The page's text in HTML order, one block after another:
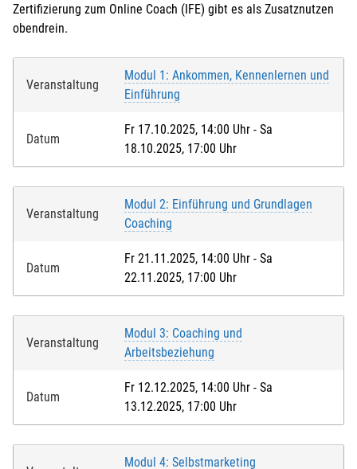
Zertifizierung zum Online Coach (IFE) gibt es als Zusatznutzen
obendrein.
Veranstaltung
Modul 1: Ankommen, Kennenlernen und
Einführung
Datum
Fr 17.10.2025, 14:00 Uhr - Sa
18.10.2025, 17:00 Uhr
Veranstaltung
Modul 2: Einführung und Grundlagen
Coaching
Datum
Fr 21.11.2025, 14:00 Uhr - Sa
22.11.2025, 17:00 Uhr
Veranstaltung
Modul 3: Coaching und
Arbeitsbeziehung
Datum
Fr 12.12.2025, 14:00 Uhr - Sa
13.12.2025, 17:00 Uhr
Modul 4: Selbstmarketing